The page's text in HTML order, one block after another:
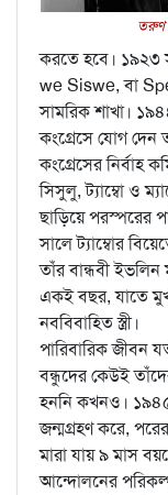
তরুণ
করতে হবে। ১৯২৩
we Siswe, বা
সামরিক শাখা।
কংগ্রেসে যোগ দেন
কংগ্রেসের নির্বাহ
সিসুলু, ট্যাম্বো ও
ছাড়িয়ে পরস্পরের
সালে ট্যাম্বোর
তাঁর বান্ধবী
একই বছর, যাতে
নববিবাহিত স্ত্রী।
পারিবারিক জীবন
বন্ধুদের কেউই
হননি কখনও। ১৯৪৫
জন্মগ্রহণ করে,
মারা যায় ৯ মাস
আন্দোলনের